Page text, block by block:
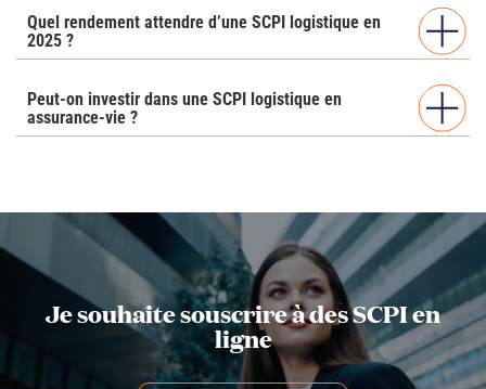
Quel rendement attendre d’une SCPI logistique en
2025 ?
Peut-on investir dans une SCPI logistique en
assurance-vie ?
Je souhaite souscrire à des SCPI en
ligne